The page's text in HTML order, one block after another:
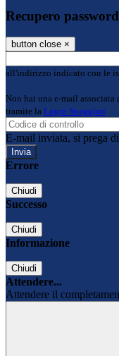
Recupero password
button close ×
all'indirizzo indicato con le
Non hai una e-mail associata
tramite la Login Spaggiari
E-mail inviata, si prega
Errore
Chiudi
Successo
Chiudi
Informazione
Chiudi
Attendere...
Attendere il